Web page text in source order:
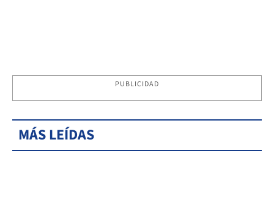
PUBLICIDAD
MÁS LEÍDAS